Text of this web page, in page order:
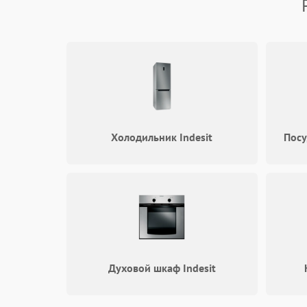
Холодильник Indesit
Духовой шкаф Indesit